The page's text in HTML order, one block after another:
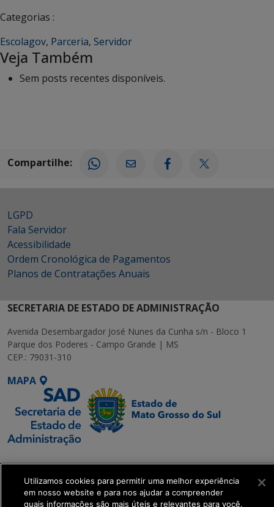
Categorias :
Escolagov, Parceria, Servidor
Veja Também
Sem posts recentes disponíveis.
Compartilhe:
LGPD
Fala Servidor
Acessibilidade
Ordem Cronológica de Pagamentos
Planos de Contratações Anuais
SECRETARIA DE ESTADO DE ADMINISTRAÇÃO
Avenida Desembargador José Nunes da Cunha s/n - Bloco 1
Parque dos Poderes - Campo Grande | MS
CEP.: 79031-310
MAPA
SETDIG | Secretaria-
Executiva de
Transformação Digital
Utilizamos cookies para permitir uma melhor experiência
em nosso website e para nos ajudar a compreender
quais informações são mais úteis e relevantes para você.